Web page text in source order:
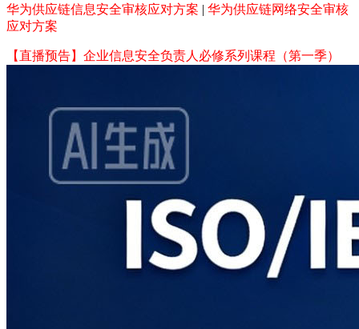
华为供应链信息安全审核应对方案 | 华为供应链网络安全审核
应对方案
【直播预告】企业信息安全负责人必修系列课程（第一季）